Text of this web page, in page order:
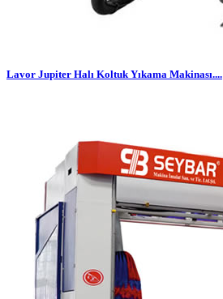
Lavor Jupiter Halı Koltuk Yıkama Makinası....